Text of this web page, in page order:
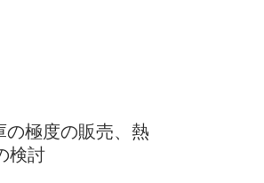
の極度の販売、熱
検討